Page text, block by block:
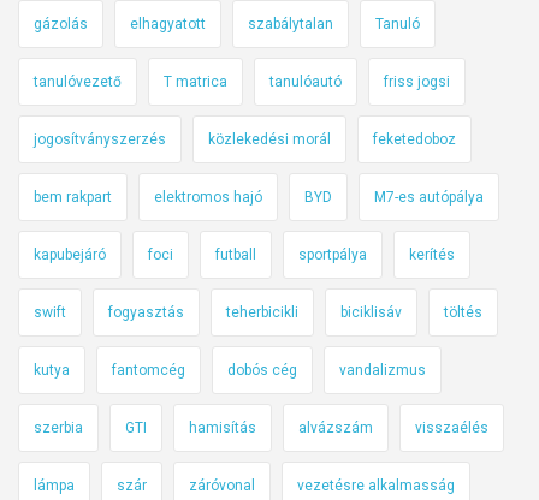
gázolás elhagyatott szabálytalan Tanuló
tanulóvezető T matrica tanulóautó friss jogsi
jogosítványszerzés közlekedési morál feketedoboz
bem rakpart elektromos hajó BYD M7-es autópálya
kapubejáró foci futball sportpálya kerítés
swift fogyasztás teherbicikli biciklisáv töltés
kutya fantomcég dobós cég vandalizmus
szerbia GTI hamisítás alvázszám visszaélés
lámpa szár záróvonal vezetésre alkalmasság